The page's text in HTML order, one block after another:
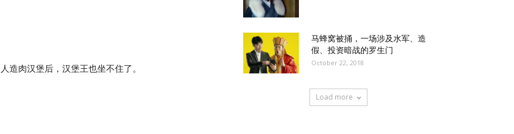
造肉汉堡后，汉堡王也坐不住了。
马蜂窝被捅，一场涉及水军、造
假、投资暗战的罗生门
October 22, 2018
Load more